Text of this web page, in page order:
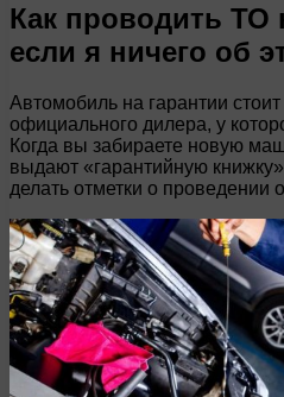
Как проводить ТО
если я ничего об
Автомобиль на гарантии
официального дилера, у
Когда вы забираете новую
выдают «гарантийную
делать отметки о проведении